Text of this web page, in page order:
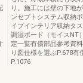
り。施工には壁の下地
ンセプトシステム収納
イプインテリア収納タ
調湿ボード（モイスNT
定一覧有償部品参考資
り図仕様を選ぶP.678有
P.1076